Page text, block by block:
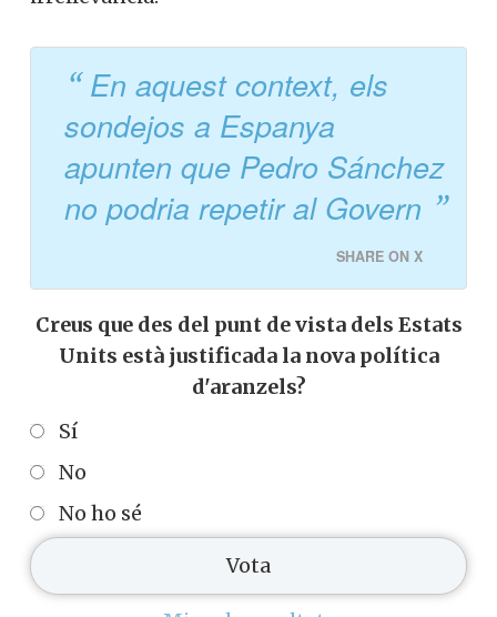
irrellevància.
En aquest context, els
sondejos a Espanya
apunten que Pedro
Sánchez no podria repetir
SHARE ON X
Creus que des del punt de vista dels
Estats Units està justificada la nova
política d'aranzels?
Sí
No
No ho sé